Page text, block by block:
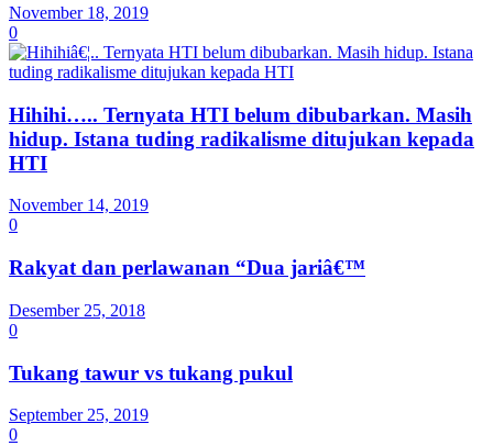
November 18, 2019
0
Hihihi….. Ternyata HTI belum dibubarkan. Masih
hidup. Istana tuding radikalisme ditujukan kepada
HTI
November 14, 2019
0
Rakyat dan perlawanan “Dua jariâ€™
Desember 25, 2018
0
Tukang tawur vs tukang pukul
September 25, 2019
0